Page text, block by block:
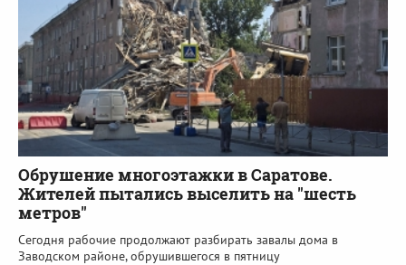
Обрушение многоэтажки в Саратове.
Жителей пытались выселить на "шесть
метров"
Сегодня рабочие продолжают разбирать завалы дома в
Заводском районе, обрушившегося в пятницу